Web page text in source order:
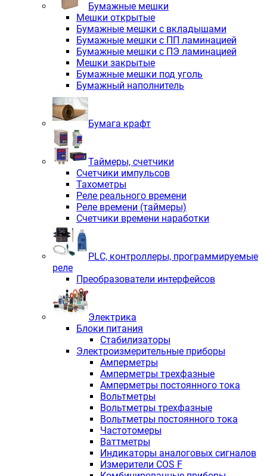
Бумажные мешки
Мешки открытые
Бумажные мешки с вкладышами
Бумажные мешки с ПП ламинацией
Бумажные мешки с ПЭ ламинацией
Мешки закрытые
Бумажные мешки под уголь
Бумажный наполнитель
Бумага крафт
Таймеры, счетчики
Счетчики импульсов
Тахометры
Реле реального времени
Реле времени (таймеры)
Счетчики времени наработки
PLС, контроллеры, программируемые
реле
Преобразователи интерфейсов
Электрика
Блоки питания
Стабилизаторы
Электроизмерительные приборы
Амперметры
Амперметры трехфазные
Амперметры постоянного тока
Вольтметры
Вольтметры трехфазные
Вольтметры постоянного тока
Частотомеры
Ваттметры
Индикаторы аналоговых сигналов
Измерители COS F